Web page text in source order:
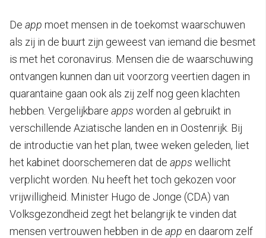
De app moet mensen in de toekomst waarschuwen
als zij in de buurt zijn geweest van iemand die besmet
is met het coronavirus. Mensen die de waarschuwing
ontvangen kunnen dan uit voorzorg veertien dagen in
quarantaine gaan ook als zij zelf nog geen klachten
hebben. Vergelijkbare apps worden al gebruikt in
verschillende Aziatische landen en in Oostenrijk. Bij
de introductie van het plan, twee weken geleden, liet
het kabinet doorschemeren dat de apps wellicht
verplicht worden. Nu heeft het toch gekozen voor
vrijwilligheid. Minister Hugo de Jonge (CDA) van
Volksgezondheid zegt het belangrijk te vinden dat
mensen vertrouwen hebben in de app en daarom zelf